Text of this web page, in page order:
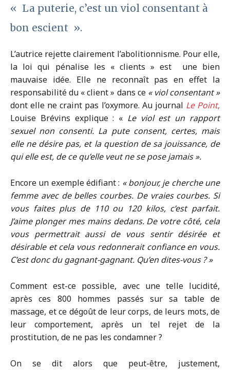
« La puterie, c’est un viol consentant à
bon escient ».
L’autrice rejette clairement l’abolitionnisme. Pour elle,
la loi qui pénalise les « clients » est
une bien
mauvaise idée. Elle ne reconnaît pas en effet la
responsabilité du « client » dans ce « viol consentant »
dont elle ne craint pas l’oxymore. Au journal Le Point,
Louise Brévins explique : « Le viol est un rapport
sexuel non consenti. La pute consent, certes, mais
elle ne désire pas, et la question de sa jouissance, de
qui elle est, de ce qu’elle veut ne se pose jamais ».
Encore un exemple édifiant : « bonjour, je cherche une
femme avec de belles courbes. De vraies courbes. Si
vous faites plus de 110 ou 120 kilos, c’est parfait.
J’aime plonger mes mains dedans. De votre côté, cela
vous permettrait aussi de vous sentir désirée et
désirable et cela vous redonnerait confiance en vous.
C’est donc du gagnant-gagnant. Qu’en dites-vous ? »
Comment est-ce possible, avec une telle lucidité,
après ces 800 hommes passés sur sa table de
massage, et ce dégoût de leur corps, de leurs mots, de
leur comportement, après un tel rejet de la
prostitution, de ne pas les condamner ?
On se dit alors que peut-être, justement,